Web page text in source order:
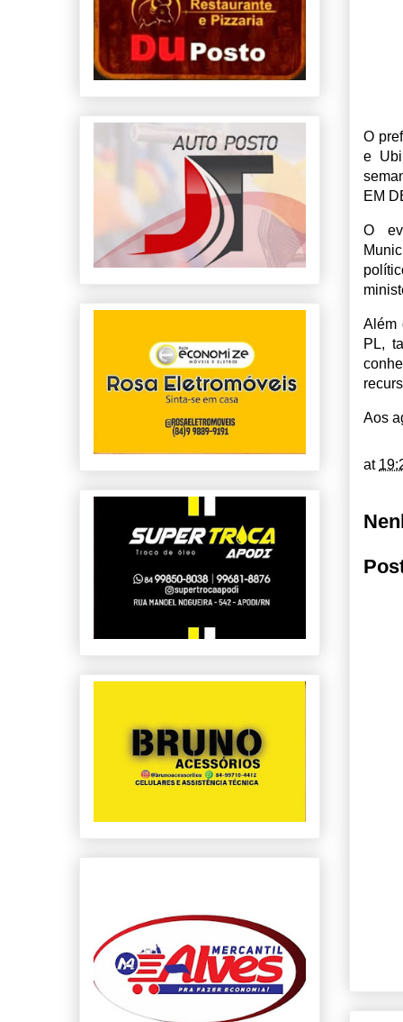
O
e
EM
O
Além
PL,
Aos
at